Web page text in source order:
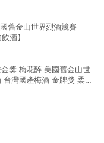
舊金山世界烈酒競賽
酒】
獎 梅花醉 美國舊金山世
灣國產梅酒 金牌獎 柔水